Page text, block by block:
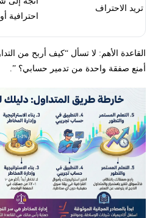
تريد الاحتراف
احترافية
القاعدة الأهم: لا تسأل “كيف أربح من
أمنع صفقة واحدة من تدمير حسابي؟ ”.